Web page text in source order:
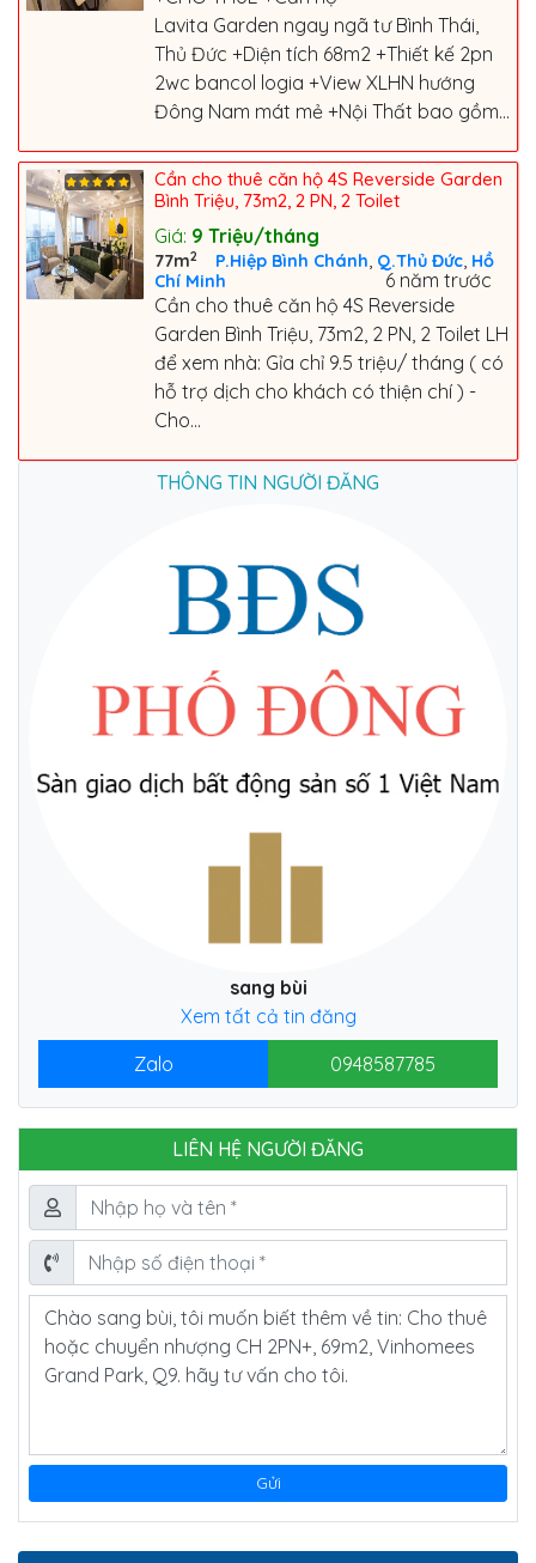
Lavita Garden ngay ngã tư Bình Thái,
Thủ Đức +Diện tích 68m2 +Thiết kế 2pn
2wc bancol logia +View XLHN hướng
Đông Nam mát mẻ +Nội Thất bao gồm...
Cần cho thuê căn hộ 4S Reverside Garden
Bình Triệu, 73m2, 2 PN, 2 Toilet
Giá: 9 Triệu/tháng
77m2 P.Hiệp Bình Chánh, Q.Thủ Đức, Hồ
Chí Minh
6 năm trước
Cần cho thuê căn hộ 4S Reverside
Garden Bình Triệu, 73m2, 2 PN, 2 Toilet LH
để xem nhà: Gỉa chỉ 9.5 triệu/ tháng ( có
hỗ trợ dịch cho khách có thiện chí ) -
Cho...
THÔNG TIN NGƯỜI ĐĂNG
sang bùi
Xem tất cả tin đăng
Zalo
0948587785
LIÊN HỆ NGƯỜI ĐĂNG